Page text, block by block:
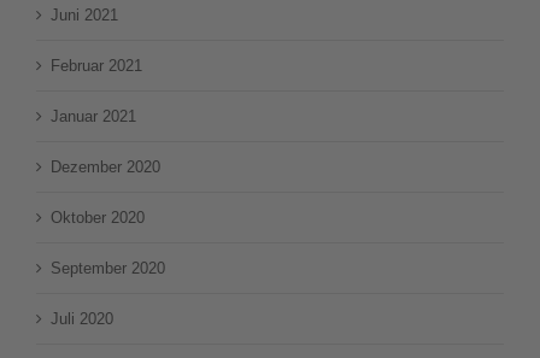
Juni 2021
Februar 2021
Januar 2021
Dezember 2020
Oktober 2020
September 2020
Juli 2020